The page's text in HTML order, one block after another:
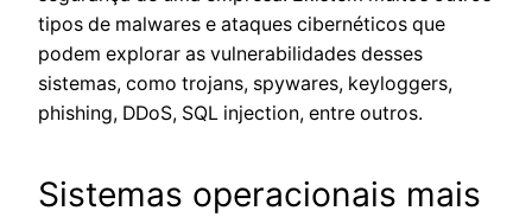
tipos de malwares e ataques cibernéticos que
podem explorar as vulnerabilidades desses
sistemas, como trojans, spywares, keyloggers,
phishing, DDoS, SQL injection, entre outros.
Sistemas operacionais mais